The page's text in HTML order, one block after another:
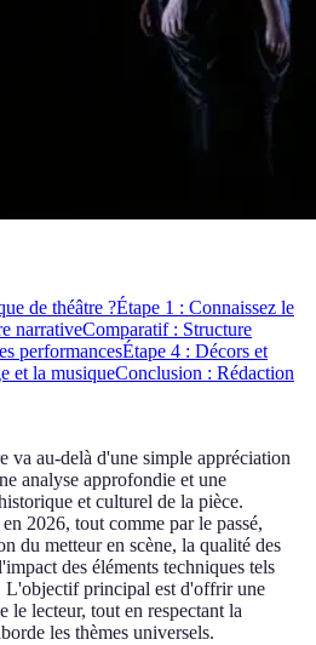
de théâtre ?Étape 1 : Connaissez le
narrativeComparatif : Structure
performancesÉtape 4 : Décors et
et la musiqueConclusion : Rédaction
va au-delà d'une simple appréciation
analyse approfondie et une
et culturel de la pièce.
2026, tout comme par le passé,
du metteur en scène, la qualité des
des éléments techniques tels
L'objectif principal est d'offrir une
le lecteur, tout en respectant la
les thèmes universels.